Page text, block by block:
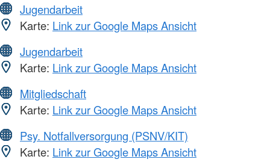
Jugendarbeit
Karte: Link zur Google Maps Ansicht
Jugendarbeit
Karte: Link zur Google Maps Ansicht
Mitgliedschaft
Karte: Link zur Google Maps Ansicht
Psy. Notfallversorgung (PSNV/KIT)
Karte: Link zur Google Maps Ansicht